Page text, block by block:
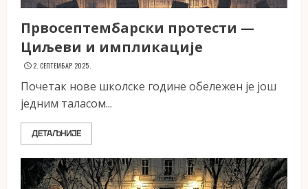
Првосептембарски протести —
Циљеви и импликације
2. СЕПТЕМБАР 2025.
Почетак нове школске године обележен је још
једним таласом...
ДЕТАЉНИЈЕ